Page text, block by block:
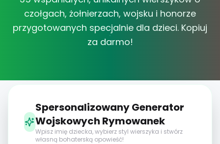
czołgach, żołnierzach, wojsku i honorze
przygotowanych specjalnie dla dzieci. Kopiuj
za darmo!
Spersonalizowany Generator
Wojskowych Rymowanek
Wpisz imię dziecka, wybierz styl wierszyka i stwórz
własną bohaterską opowieść!